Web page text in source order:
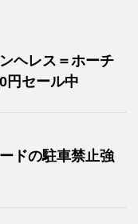
ヘレス＝ホーチ
円セール中
ドの駐車禁止強